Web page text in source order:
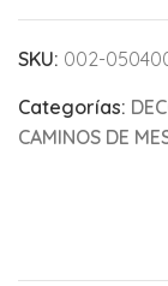
SKU: 002-
Categorías:
CAMINOS DE